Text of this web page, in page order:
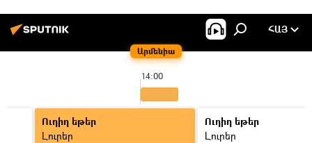
Արմենիա
ՀԱՅ
14:00
Ուղիղ եթեր
Լուրեր
Ուղիղ եթեր
Լուրեր